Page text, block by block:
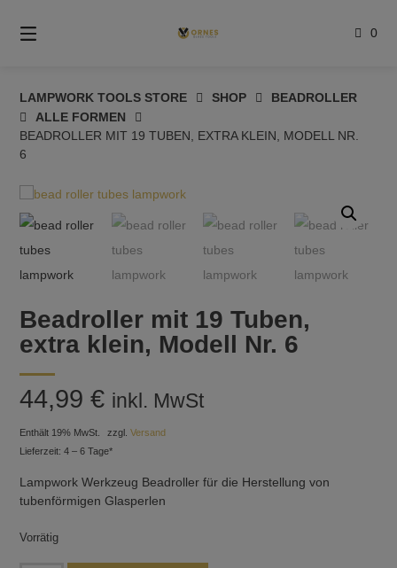
zum
Inhalt
0
LAMPWORK TOOLS STORE SHOP
BEADROLLER
ALLE FORMEN
BEADROLLER MIT 19 TUBEN, EXTRA KLEIN, MODELL NR.
6
Beadroller mit 19 Tuben,
extra klein, Modell Nr. 6
44,99€ inkl. MwSt
Enthält 19% MwSt. zzgl.Versand
Lieferzeit: 4 – 6 Tage*
Lampwork Werkzeug Beadroller für die Herstellung von
tubenförmigen Glasperlen
Vorrätig